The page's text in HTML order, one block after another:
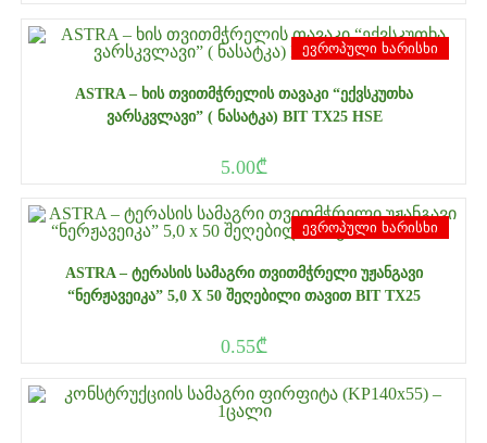
ევროპული ხარისხი
ASTRA – ᲮᲘᲡ ᲗᲕᲘᲗᲛᲭᲠᲔᲚᲘᲡ ᲗᲐᲕᲐᲙᲘ “ᲔᲥᲕᲡᲙᲣᲗᲮᲐ
ᲕᲐᲠᲡᲙᲕᲚᲐᲕᲘ” ( ᲜᲐᲡᲐᲢᲙᲐ) BIT TX25 HSE
5.00₾
ევროპული ხარისხი
ASTRA – ᲢᲔᲠᲐᲡᲘᲡ ᲡᲐᲛᲐᲒᲠᲘ ᲗᲕᲘᲗᲛᲭᲠᲔᲚᲘ ᲣᲟᲐᲜᲒᲐᲕᲘ
“ᲜᲔᲠᲟᲐᲕᲔᲘᲙᲐ” 5,0 X 50 ᲨᲔᲦᲔᲑᲘᲚᲘ ᲗᲐᲕᲘᲗ BIT TX25
0.55₾